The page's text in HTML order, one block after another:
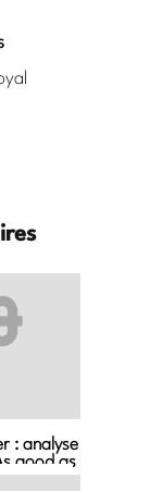
: analyse
good as